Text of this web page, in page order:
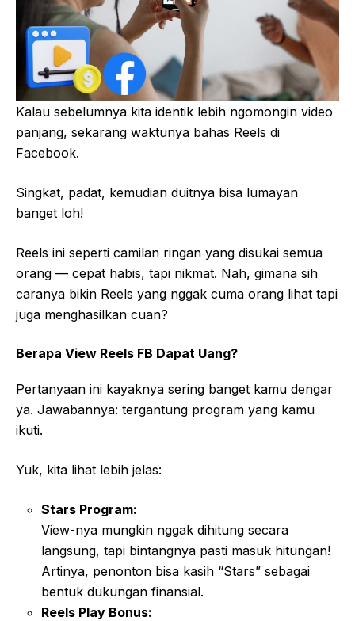
Kalau sebelumnya kita identik lebih ngomongin video
panjang, sekarang waktunya bahas Reels di
Facebook.
Singkat, padat, kemudian duitnya bisa lumayan
banget loh!
Reels ini seperti camilan ringan yang disukai semua
orang — cepat habis, tapi nikmat. Nah, gimana sih
caranya bikin Reels yang nggak cuma orang lihat tapi
juga menghasilkan cuan?
Berapa View Reels FB Dapat Uang?
Pertanyaan ini kayaknya sering banget kamu dengar
ya. Jawabannya: tergantung program yang kamu
ikuti.
Yuk, kita lihat lebih jelas:
Stars Program:
View-nya mungkin nggak dihitung secara
langsung, tapi bintangnya pasti masuk hitungan!
Artinya, penonton bisa kasih “Stars” sebagai
bentuk dukungan finansial.
Reels Play Bonus: